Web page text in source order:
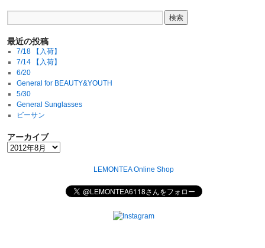
最近の投稿
7/18 【入荷】
7/14 【入荷】
6/20
General for BEAUTY&YOUTH
5/30
General Sunglasses
ビーサン
アーカイブ
LEMONTEA Online Shop